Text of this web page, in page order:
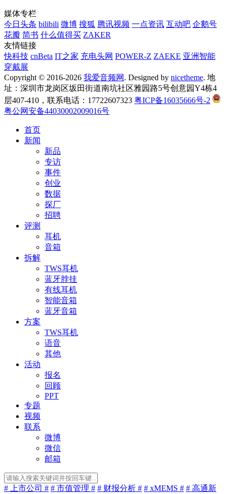
媒体专栏
今日头条 bilibili 微博 搜狐 腾讯视频 一点资讯 互动吧 企鹅号
花瓣 简书 什么值得买 ZAKER
友情链接
快科技 cnBeta IT之家 充电头网 POWER-Z ZAEKE 亚洲智能
穿戴展
Copyright © 2016-2026 我爱音频网 . Designed by nicetheme. 地
址：深圳市龙岗区坂田街道南坑社区雅园路5号创意园Y4栋4
层407-410，联系电话：17722607323 粤ICP备16035666号-2
粤公网安备44030002009016号
首页
新闻
新品
专访
事件
创业
数据
探厂
招聘
评测
耳机
音箱
拆解
TWS耳机
蓝牙脖挂
有线耳机
智能音箱
蓝牙音箱
方案
TWS耳机
语音
其他
活动
报名
回顾
PPT
专题
视频
联系
微博
微信
邮箱
# 上市公司 # # 市值管理 # # 财报分析 # # xMEMS # # 高通新